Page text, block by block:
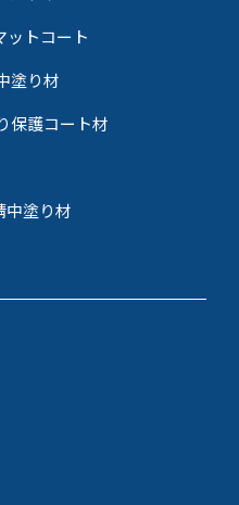
ットコート
塗り材
保護コート材
中塗り材